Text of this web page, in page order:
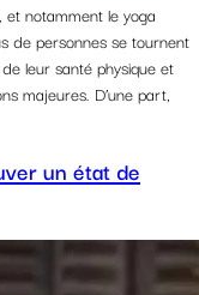
et notamment le yoga
de personnes se tournent
leur santé physique et
majeures. D’une part,
un état de